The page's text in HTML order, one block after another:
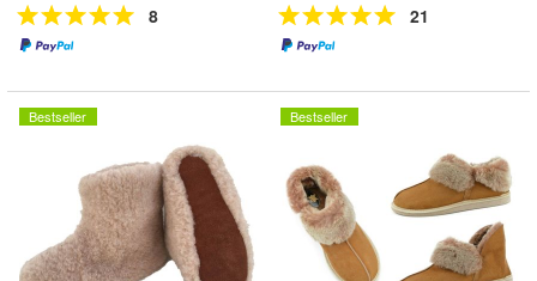
8 21
Bestseller Bestseller